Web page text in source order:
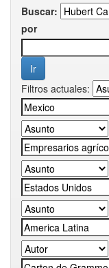
Buscar:
por
Filtros actuales: